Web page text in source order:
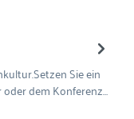
Sie ein
dem Konferenz…